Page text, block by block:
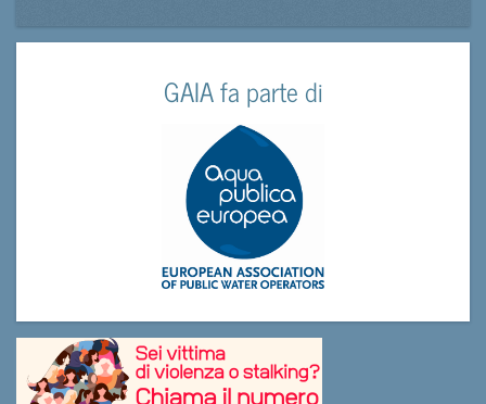
GAIA fa parte di